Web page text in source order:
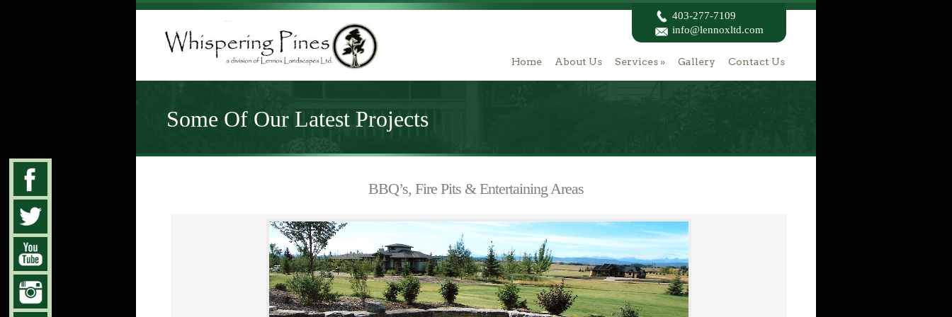
403-277-7109
info@lennoxltd.com
Home About Us Services » Gallery Contact Us
Some Of Our Latest Projects
BBQ’s, Fire Pits & Entertaining Areas